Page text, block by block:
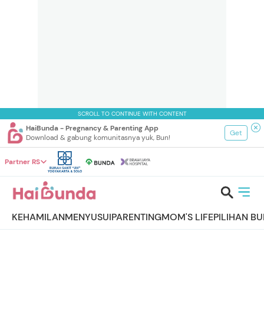
SCROLL TO CONTINUE WITH CONTENT
HaiBunda - Pregnancy & Parenting App
Download & gabung komunitasnya yuk, Bun!
Get
Partner RS
KEHAMILANMENYUSUIPARENTINGMOM'S LIFEPILIHAN